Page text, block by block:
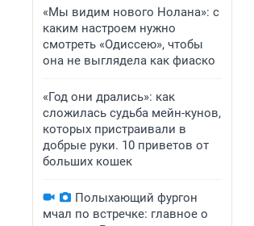
«Мы видим нового Нолана»: с
каким настроем нужно
смотреть «Одиссею», чтобы
она не выглядела как фиаско
«Год они дрались»: как
сложилась судьба мейн-кунов,
которых пристраивали в
добрые руки. 10 приветов от
больших кошек
Полыхающий фургон
мчал по встречке: главное о